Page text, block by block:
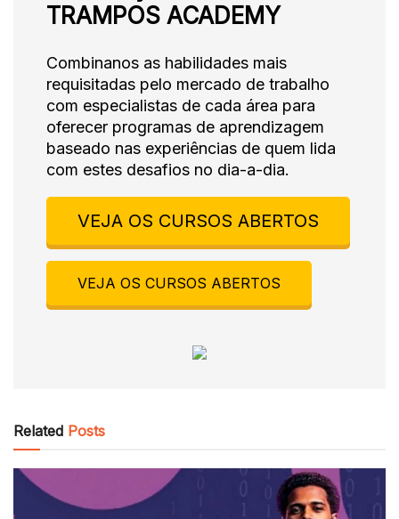
TRAMPOS ACADEMY
Combinanos as habilidades mais
requisitadas pelo mercado de trabalho
com especialistas de cada área para
oferecer programas de aprendizagem
baseado nas experiências de quem lida
com estes desafios no dia-a-dia.
VEJA OS CURSOS ABERTOS
VEJA OS CURSOS ABERTOS
Related Posts